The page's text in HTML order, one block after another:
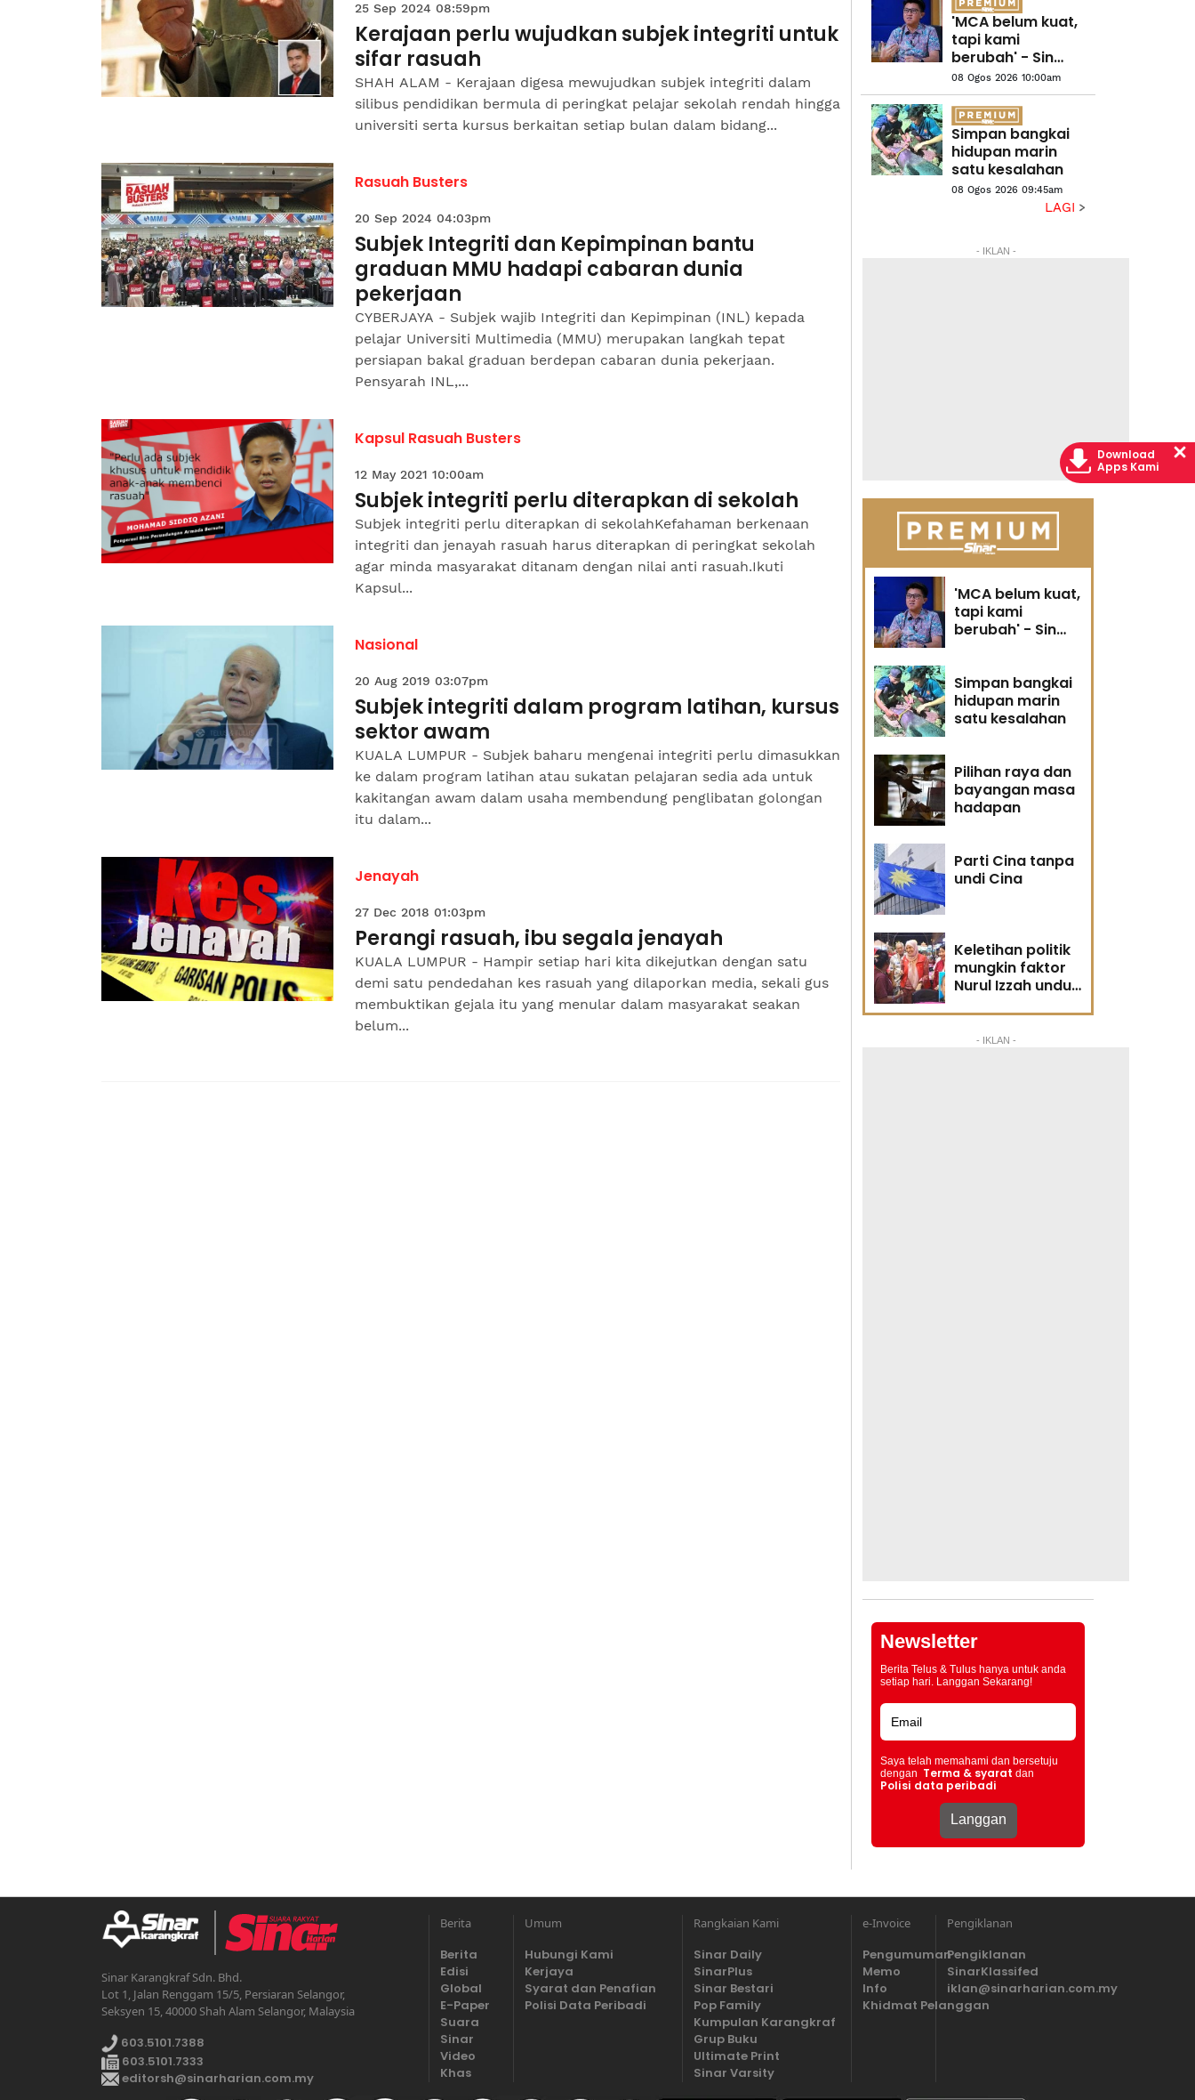
25 Sep 2024 08:59pm
Kerajaan perlu wujudkan subjek integriti untuk
sifar rasuah
SHAH ALAM - Kerajaan digesa mewujudkan subjek integriti dalam
silibus pendidikan bermula di peringkat pelajar sekolah rendah hingga
universiti serta kursus berkaitan setiap bulan dalam bidang...
Rasuah Busters
20 Sep 2024 04:03pm
Subjek Integriti dan Kepimpinan bantu
graduan MMU hadapi cabaran dunia
pekerjaan
CYBERJAYA - Subjek wajib Integriti dan Kepimpinan (INL) kepada
pelajar Universiti Multimedia (MMU) merupakan langkah tepat
persiapan bakal graduan berdepan cabaran dunia pekerjaan.
Pensyarah INL,...
Kapsul Rasuah Busters
12 May 2021 10:00am
Subjek integriti perlu diterapkan di sekolah
Subjek integriti perlu diterapkan di sekolahKefahaman berkenaan
integriti dan jenayah rasuah harus diterapkan di peringkat sekolah
agar minda masyarakat ditanam dengan nilai anti rasuah.Ikuti
Kapsul...
Nasional
20 Aug 2019 03:07pm
Subjek integriti dalam program latihan, kursus
sektor awam
KUALA LUMPUR - Subjek baharu mengenai integriti perlu dimasukkan
ke dalam program latihan atau sukatan pelajaran sedia ada untuk
kakitangan awam dalam usaha membendung penglibatan golongan
itu dalam...
Jenayah
27 Dec 2018 01:03pm
Perangi rasuah, ibu segala jenayah
KUALA LUMPUR - Hampir setiap hari kita dikejutkan dengan satu
demi satu pendedahan kes rasuah yang dilaporkan media, sekali gus
membuktikan gejala itu yang menular dalam masyarakat seakan
belum...
'MCA belum kuat,
tapi kami
berubah' - Sin
Woon
08 Ogos 2026 10:00am
Simpan bangkai
hidupan marin
satu kesalahan
08 Ogos 2026 09:45am
LAGI
- IKLAN -
'MCA belum kuat,
tapi kami
berubah' - Sin
Simpan bangkai
hidupan marin
satu kesalahan
Pilihan raya dan
bayangan masa
hadapan
Parti Cina tanpa
undi Cina
Keletihan politik
mungkin faktor
Nurul Izzah undur
Penganalisis
politik
- IKLAN -
Newsletter
Berita Telus & Tulus hanya untuk anda
setiap hari. Langgan Sekarang!
Saya telah memahami dan bersetuju
dengan Terma & syarat dan
Polisi data peribadi
Sinar Karangkraf Sdn. Bhd.
Lot 1, Jalan Renggam 15/5, Persiaran Selangor,
Seksyen 15, 40000 Shah Alam Selangor, Malaysia
603.5101.7388
603.5101.7333
editorsh@sinarharian.com.my
Berita
Berita
Edisi
Global
E-Paper
Suara
Sinar
Video
Khas
Umum
Hubungi Kami
Kerjaya
Syarat dan Penafian
Polisi Data Peribadi
Rangkaian Kami
Sinar Daily
SinarPlus
Sinar Bestari
Pop Family
Kumpulan Karangkraf
Grup Buku
Ultimate Print
Sinar Varsity
e-Invoice
Pengumuman
Memo
Info
Khidmat Pelanggan
Pengiklanan
Pengiklanan
SinarKlassifed
iklan@sinarharian.com.my
Download
Apps Kami